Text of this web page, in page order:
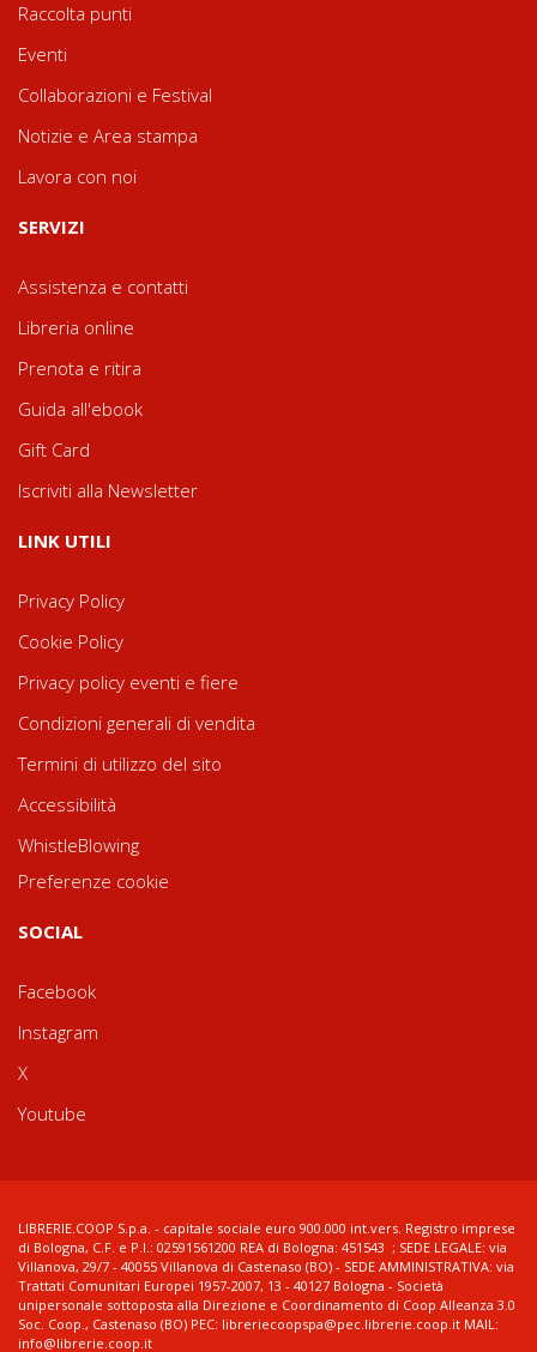
Raccolta punti
Eventi
Collaborazioni e Festival
Notizie e Area stampa
Lavora con noi
SERVIZI
Assistenza e contatti
Libreria online
Prenota e ritira
Guida all'ebook
Gift Card
Iscriviti alla Newsletter
LINK UTILI
Privacy Policy
Cookie Policy
Privacy policy eventi e fiere
Condizioni generali di vendita
Termini di utilizzo del sito
Accessibilità
WhistleBlowing
Preferenze cookie
SOCIAL
Facebook
Instagram
X
Youtube
LIBRERIE.COOP S.p.a. - capitale sociale euro 900.000 int.vers. Registro imprese
di Bologna, C.F. e P.I.: 02591561200 REA di Bologna: 451543 ; SEDE LEGALE: via
Villanova, 29/7 - 40055 Villanova di Castenaso (BO) - SEDE AMMINISTRATIVA: via
Trattati Comunitari Europei 1957-2007, 13 - 40127 Bologna - Società
unipersonale sottoposta alla Direzione e Coordinamento di Coop Alleanza 3.0
Soc. Coop., Castenaso (BO) PEC: libreriecoopspa@pec.librerie.coop.it MAIL:
info@librerie.coop.it